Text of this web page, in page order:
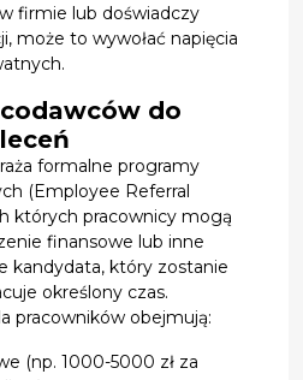
firmie lub doświadczy
może to wywołać napięcia
do
formalne programy
(Employee Referral
których pracownicy mogą
finansowe lub inne
kandydata, który zostanie
określony czas.
pracowników obejmują:
(np. 1000-5000 zł za